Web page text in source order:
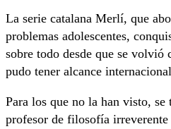
La serie catalana Merlí, que
problemas adolescentes,
sobre todo desde que se
pudo tener alcance
Para los que no la han visto,
profesor de filosofía